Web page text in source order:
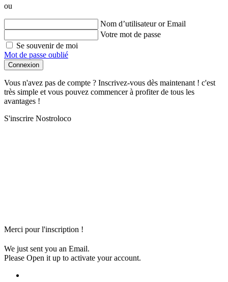
ou
Nom d’utilisateur or Email
Votre mot de passe
Se souvenir de moi
Mot de passe oublié
Connexion
Vous n'avez pas de compte ? Inscrivez-vous dès maintenant ! c'est
très simple et vous pouvez commencer à profiter de tous les
avantages !
S'inscrire Nostroloco
Merci pour l'inscription !
We just sent you an Email.
Please Open it up to activate your account.